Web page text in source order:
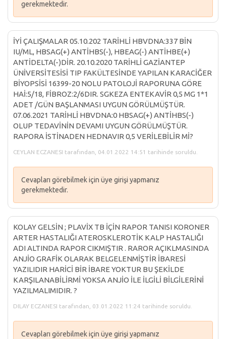
gerekmektedir.
İYİ ÇALIŞMALAR 05.10.202 TARİHLİ HBVDNA:337 BİN
IU/ML, HBSAG(+) ANTİHBS(-), HBEAG(-) ANTİHBE(+)
ANTİDELTA(-)DİR. 20.10.2020 TARİHLİ GAZİANTEP
ÜNİVERSİTESİSİ TIP FAKÜLTESİNDE YAPILAN KARACİĞER
BİYOPSİSİ 16399-20 NOLU PATOLOJİ RAPORUNA GÖRE
HAİ:5/18, FİBROZ:2/6DIR. SGKEZA ENTEKAVİR 0,5 MG 1*1
ADET /GÜN BAŞLANMASI UYGUN GÖRÜLMÜŞTÜR.
07.06.2021 TARİHLİ HBVDNA:0 HBSAG(+) ANTİHBS(-)
OLUP TEDAVİNİN DEVAMI UYGUN GÖRÜLMÜŞTÜR.
RAPORA İSTİNADEN HEDNAVIR 0,5 VERİLEBİLİR Mİ?
CEYLAN ECZANESI tarafından, 04.01.2022 14:51 tarihinde soruldu.
Cevapları görebilmek için üye girişi yapmanız
gerekmektedir.
KOLAY GELSİN ; PLAVİX TB İÇİN RAPOR TANISI KORONER
ARTER HASTALIĞI ATEROSKLEROTİK KALP HASTALIĞI
ADI ALTINDA RAPOR CIKMIŞTIR . RAROR AÇIKLMASINDA
ANJİO GRAFİK OLARAK BELGELENMİŞTİR İBARESİ
YAZILIDIR HARİCİ BİR İBARE YOKTUR BU ŞEKİLDE
KARŞILANABİLİRMİ YOKSA ANJİO İLE İLGİLİ BİLGİLERİNİ
YAZILMALIMIDIR. ?
DILAY ECZANESI tarafından, 03.01.2022 11:24 tarihinde soruldu.
Cevapları görebilmek için üye girişi yapmanız